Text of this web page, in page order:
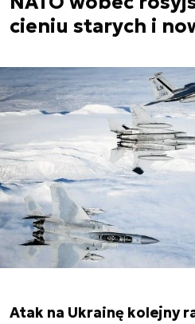
cieniu starych i
Atak na Ukrainę kolejny